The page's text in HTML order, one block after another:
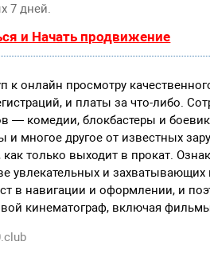
7 дней.
и Начать продвижение
к онлайн просмотру
и платы за что-либо.
— комедии, блокбастеры и
и многое другое от известных
как только выходит в прокат.
увлекательных и
в навигации и оформлении, и
кинематограф, включая